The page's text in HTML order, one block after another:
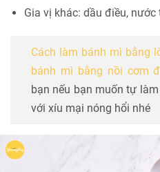
Gia vị khác: dầu điều,
Cách làm bánh mì bằng
bánh mì bằng nồi cơm
bạn nếu bạn muốn tự
với xíu mại nóng hổi nhé